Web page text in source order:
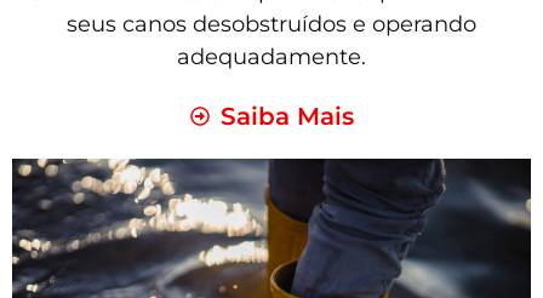
seus canos desobstruídos e operando
adequadamente.
Saiba Mais